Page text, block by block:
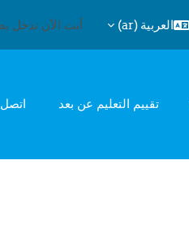
البحث
العربية ‎(ar)‎ أنت الآن تدخل
تقييم التعليم عن بعد اتصل